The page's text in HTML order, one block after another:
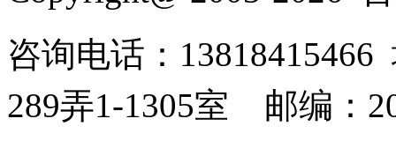
咨询电话：
289弄1-1305室
邮编：